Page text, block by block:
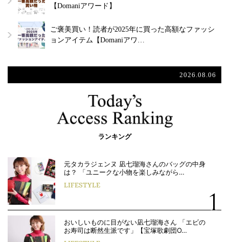
【Domaniアワード】
ご褒美買い！読者が2025年に買った高額なファッシ
ョンアイテム【Domaniアワ…
2026.08.06
ランキング
元タカラジェンヌ 凪七瑠海さんのバッグの中身
は？ 「ユニークな小物を楽しみながら…
LIFESTYLE
おいしいものに目がない凪七瑠海さん 「エビの
お寿司は断然生派です」【宝塚歌劇団O…